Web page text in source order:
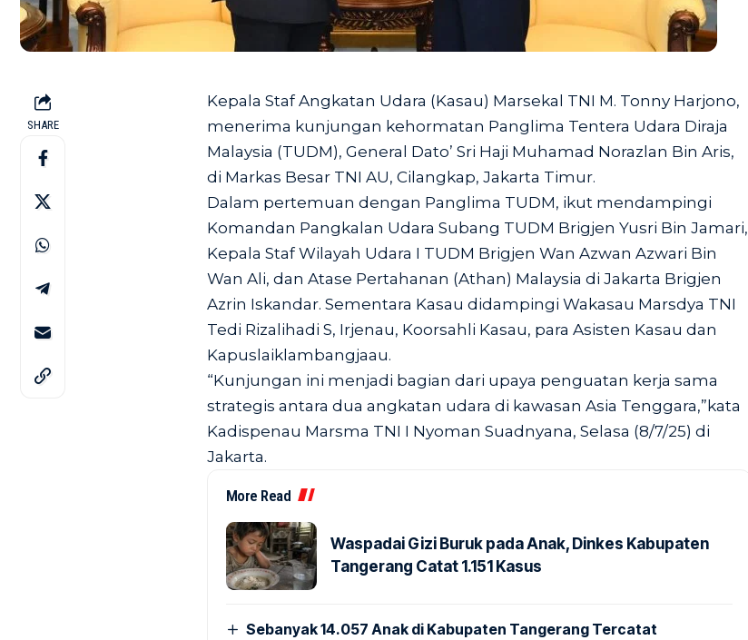
SHARE
Kepala Staf Angkatan Udara (Kasau) Marsekal TNI M. Tonny Harjono,
menerima kunjungan kehormatan Panglima Tentera Udara Diraja
Malaysia (TUDM), General Dato’ Sri Haji Muhamad Norazlan Bin Aris,
di Markas Besar TNI AU, Cilangkap, Jakarta Timur.
Dalam pertemuan dengan Panglima TUDM, ikut mendampingi
Komandan Pangkalan Udara Subang TUDM Brigjen Yusri Bin Jamari,
Kepala Staf Wilayah Udara I TUDM Brigjen Wan Azwan Azwari Bin
Wan Ali, dan Atase Pertahanan (Athan) Malaysia di Jakarta Brigjen
Azrin Iskandar. Sementara Kasau didampingi Wakasau Marsdya TNI
Tedi Rizalihadi S, Irjenau, Koorsahli Kasau, para Asisten Kasau dan
Kapuslaiklambangjaau.
“Kunjungan ini menjadi bagian dari upaya penguatan kerja sama
strategis antara dua angkatan udara di kawasan Asia Tenggara,”kata
Kadispenau Marsma TNI I Nyoman Suadnyana, Selasa (8/7/25) di
Jakarta.
More Read
Waspadai Gizi Buruk pada Anak, Dinkes Kabupaten
Tangerang Catat 1.151 Kasus
Sebanyak 14.057 Anak di Kabupaten Tangerang Tercatat